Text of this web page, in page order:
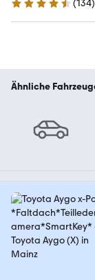
4.7 Sterne
(134)
Ähnliche